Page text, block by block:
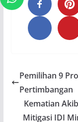
Pemilihan 9
Pertimbangan
Kematian
Mitigasi IDI